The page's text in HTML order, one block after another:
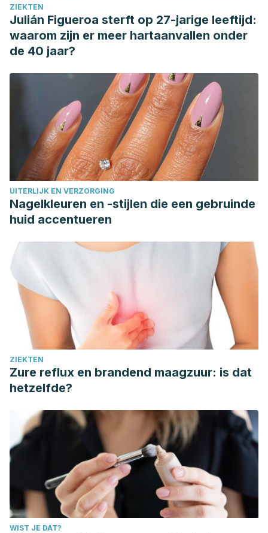
ZIEKTEN
Julián Figueroa sterft op 27-jarige leeftijd:
waarom zijn er meer hartaanvallen onder
de 40 jaar?
UITERLIJK EN VERZORGING
Nagelkleuren en -stijlen die een gebruinde
huid accentueren
ZIEKTEN
Zure reflux en brandend maagzuur: is dat
hetzelfde?
WIST JE DAT?